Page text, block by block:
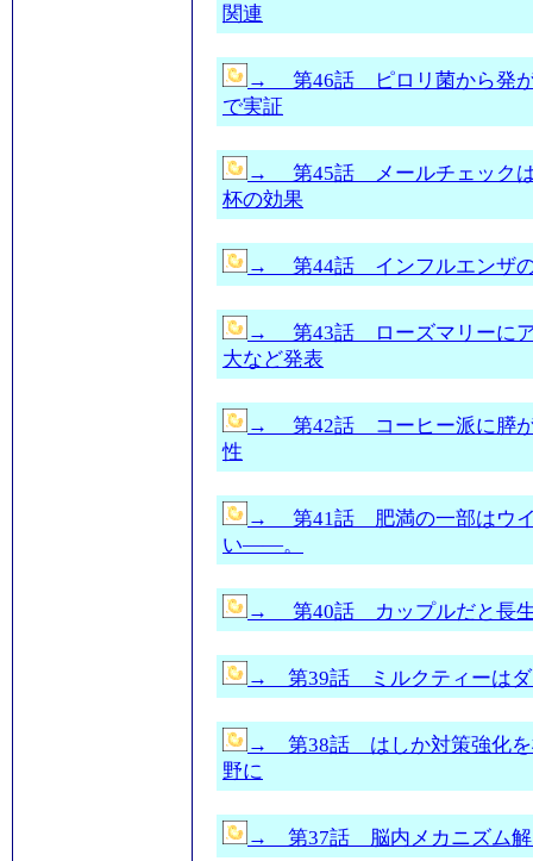
関連
→ 第46話 ピロリ菌から発
で実証
→ 第45話 メールチェック
杯の効果
→ 第44話 インフルエンザ
→ 第43話 ローズマリーに
大など発表
→ 第42話 コーヒー派に膵
性
→ 第41話 肥満の一部はウイ
い――。
→ 第40話 カップルだと長
→ 第39話 ミルクティーはダ
→ 第38話 はしか対策強化を
野に
→ 第37話 脳内メカニズム解